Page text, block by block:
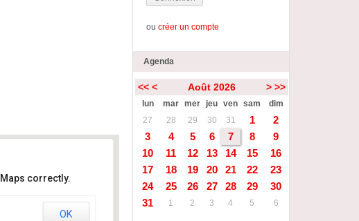
correctly.
OK
oucréer un compte
Agenda
<< < Août 2026 > >>
lun mar mer jeu ven sam
dim
27
28 29 30 31 1
2
3
4 5 6 7 8
9
10
11 12 13 14 15
16
17
18 19 20 21 22
23
24
25 26 27 28 29
30
31
1 2 3 4 5 6